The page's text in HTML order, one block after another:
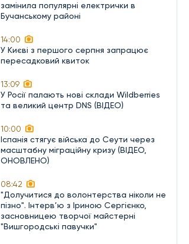
замінила популярні електрички в
Бучанському районі
14:00
У Києві з першого серпня запрацює
пересадковий квиток
13:09
У Росії палають нові склади Wildberries
та великий центр DNS (ВІДЕО)
10:00
Іспанія стягує війська до Сеути через
масштабну міграційну кризу (ВІДЕО,
ОНОВЛЕНО)
08:42
"Долучитися до волонтерства ніколи не
пізно". Інтерв’ю з Іриною Сергієнко,
засновницею творчої майстерні
"Вишгородські павучки"